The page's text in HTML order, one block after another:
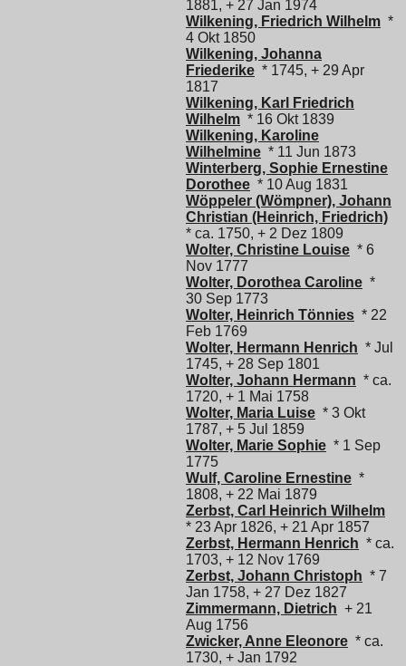
1881, + 27 Jan 1974
Wilkening, Friedrich Wilhelm *
4 Okt 1850
Wilkening, Johanna
Friederike * 1745, + 29 Apr
1817
Wilkening, Karl Friedrich
Wilhelm * 16 Okt 1839
Wilkening, Karoline
Wilhelmine * 11 Jun 1873
Winterberg, Sophie Ernestine
Dorothee * 10 Aug 1831
Wöppeler (Wömpner), Johann
Christian (Heinrich, Friedrich)
* ca. 1750, + 2 Dez 1809
Wolter, Christine Louise * 6
Nov 1777
Wolter, Dorothea Caroline *
30 Sep 1773
Wolter, Heinrich Tönnies * 22
Feb 1769
Wolter, Hermann Henrich * Jul
1745, + 28 Sep 1801
Wolter, Johann Hermann * ca.
1720, + 1 Mai 1758
Wolter, Maria Luise * 3 Okt
1787, + 5 Jul 1859
Wolter, Marie Sophie * 1 Sep
1775
Wulf, Caroline Ernestine *
1808, + 22 Mai 1879
Zerbst, Carl Heinrich Wilhelm
* 23 Apr 1826, + 21 Apr 1857
Zerbst, Hermann Henrich * ca.
1703, + 12 Nov 1769
Zerbst, Johann Christoph * 7
Jan 1758, + 27 Dez 1827
Zimmermann, Dietrich + 21
Aug 1756
Zwicker, Anne Eleonore * ca.
1730, + Jan 1792